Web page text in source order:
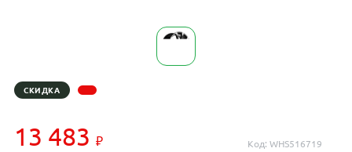
СКИДКА
13 483 Код: WHS516719